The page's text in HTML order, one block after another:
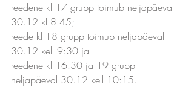
reedene kl 17 grupp toimub neljapäeval
30.12 kl 8.45;
reede kl 18 grupp toimub neljapäeval
30.12 kell 9:30 ja
reedene kl 16:30 ja 19 grupp
neljapäeval 30.12 kell 10:15.